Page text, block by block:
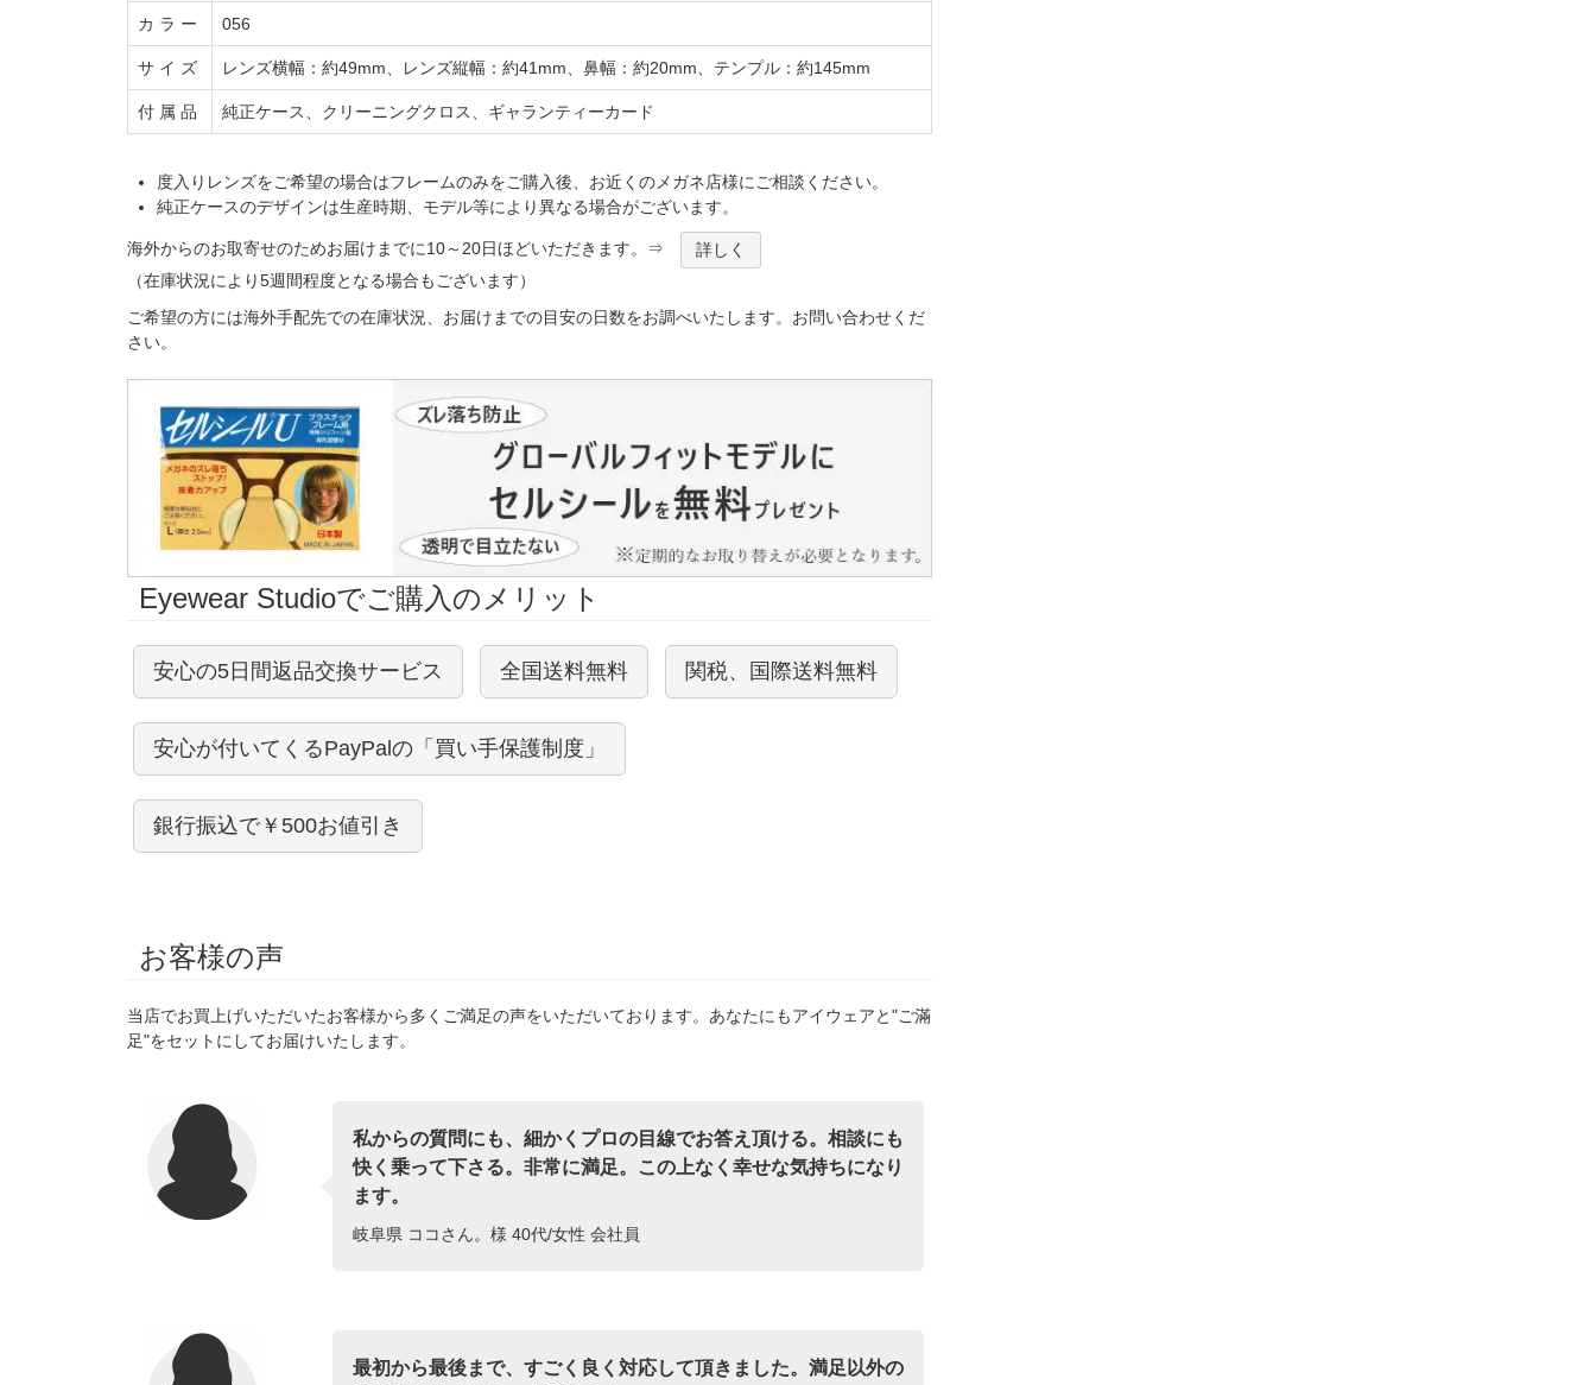
カ ラ ー 056
サ イ ズ レンズ横幅：約49mm、レンズ縦幅：約41mm、鼻幅：約20mm、テンプル：約145mm
付 属 品 純正ケース、クリーニングクロス、ギャランティーカード
度入りレンズをご希望の場合はフレームのみをご購入後、お近くのメガネ店様にご相談ください。
純正ケースのデザインは生産時期、モデル等により異なる場合がございます。
海外からのお取寄せのためお届けまでに10～20日ほどいただきます。⇒
詳しく
（在庫状況により5週間程度となる場合もございます）
ご希望の方には海外手配先での在庫状況、お届けまでの目安の日数をお調べいたします。お問い合わせくだ
さい。
Eyewear Studioでご購入のメリット
安心の5日間返品交換サービス 全国送料無料 関税、国際送料無料
安心が付いてくるPayPalの「買い手保護制度」
銀行振込で￥500お値引き
お客様の声
当店でお買上げいただいたお客様から多くご満足の声をいただいております。あなたにもアイウェアと"ご滿
足"をセットにしてお届けいたします。
私からの質問にも、細かくプロの目線でお答え頂ける。相談にも
快く乗って下さる。非常に満足。この上なく幸せな気持ちになり
ます。
岐阜県 ココさん。様 40代/女性 会社員
最初から最後まで、すごく良く対応して頂きました。満足以外の